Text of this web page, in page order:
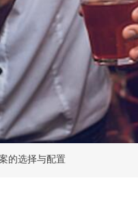
的选择与配置